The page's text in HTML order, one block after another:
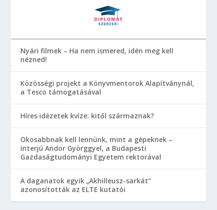
Nyári filmek – Ha nem ismered, idén meg kell
nézned!
Közösségi projekt a Könyvmentorok Alapítványnál,
a Tesco támogatásával
Híres idézetek kvíze: kitől származnak?
Okosabbnak kell lennünk, mint a gépeknek –
interjú Andor Györggyel, a Budapesti
Gazdaságtudományi Egyetem rektorával
A daganatok egyik „Akhilleusz-sarkát”
azonosították az ELTE kutatói